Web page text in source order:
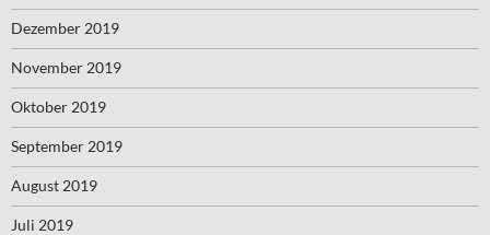
Dezember 2019
November 2019
Oktober 2019
September 2019
August 2019
Juli 2019